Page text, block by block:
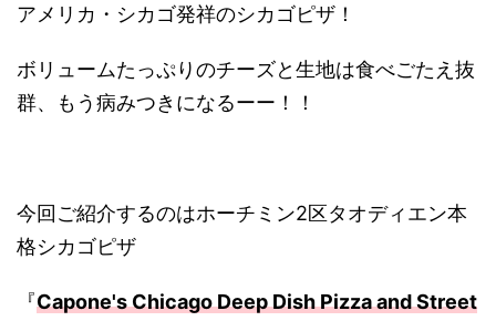
アメリカ・シカゴ発祥のシカゴピザ！
ボリュームたっぷりのチーズと生地は食べごたえ抜
群、もう病みつきになるーー！！
今回ご紹介するのはホーチミン2区タオディエン本
格シカゴピザ
『Capone's Chicago Deep Dish Pizza and Street